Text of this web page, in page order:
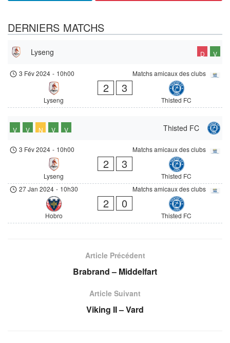
DERNIERS MATCHS
Lyseng D V
Matchs amicaux des clubs
3 Fév 2024 - 10h00
Lyseng
2 3
Thisted FC
Thisted FC
V V N V V
Matchs amicaux des clubs
3 Fév 2024 - 10h00
Lyseng
2 3
Thisted FC
Matchs amicaux des clubs
27 Jan 2024 - 10h30
Hobro
2 0
Thisted FC
Article Précédent
Brabrand – Middelfart
Article Suivant
Viking II – Vard